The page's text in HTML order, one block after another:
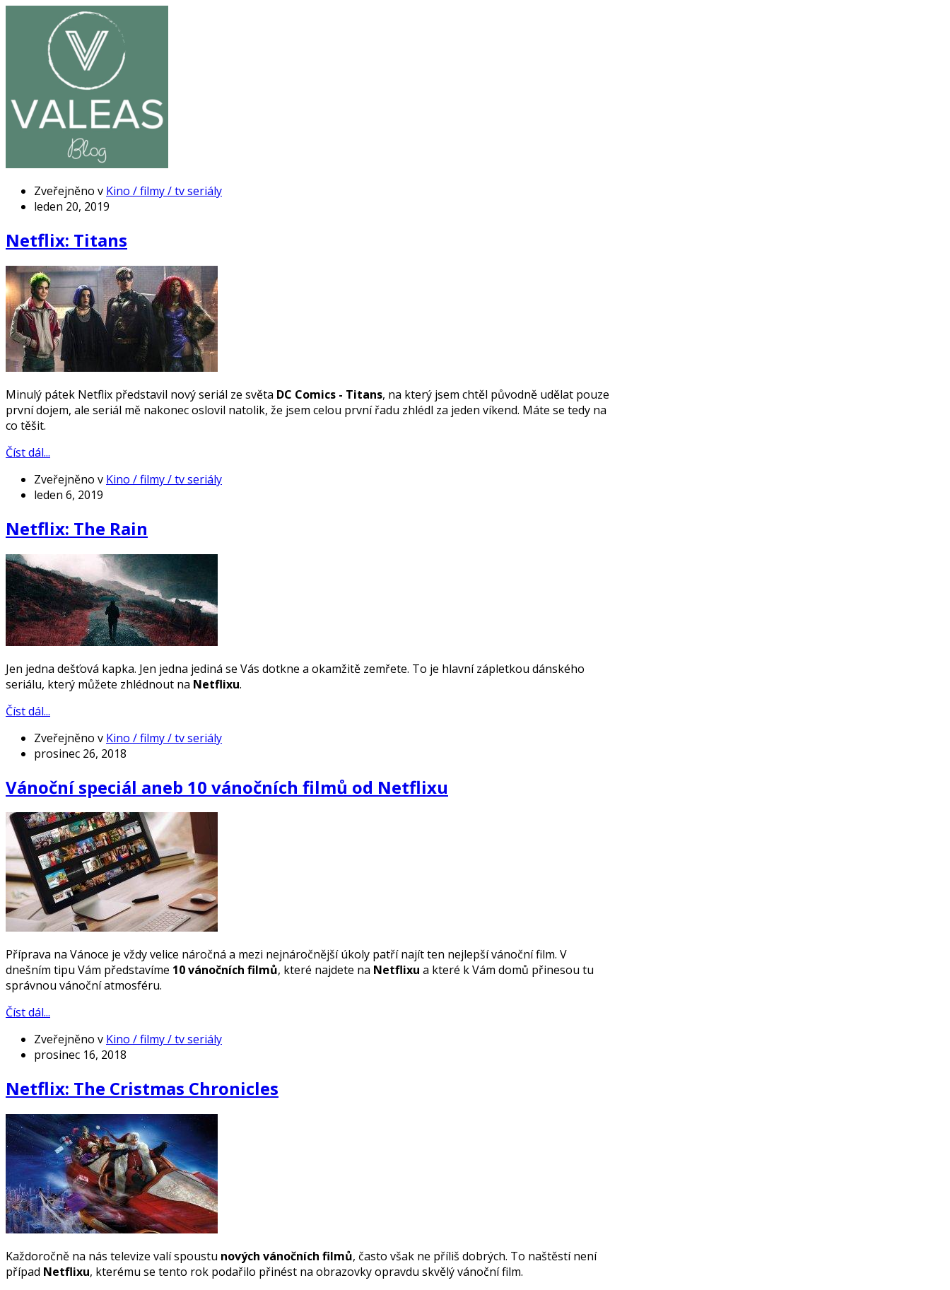
Zveřejněno v Kino / filmy / tv seriály
leden 20, 2019
Netflix: Titans
Minulý pátek Netflix představil nový seriál ze světa DC Comics - Titans, na který jsem chtěl původně udělat pouze
první dojem, ale seriál mě nakonec oslovil natolik, že jsem celou první řadu zhlédl za jeden víkend. Máte se tedy na
co těšit.
Číst dál...
Zveřejněno v Kino / filmy / tv seriály
leden 6, 2019
Netflix: The Rain
Jen jedna dešťová kapka. Jen jedna jediná se Vás dotkne a okamžitě zemřete. To je hlavní zápletkou dánského
seriálu, který můžete zhlédnout na Netflixu.
Číst dál...
Zveřejněno v Kino / filmy / tv seriály
prosinec 26, 2018
Vánoční speciál aneb 10 vánočních filmů od Netflixu
Příprava na Vánoce je vždy velice náročná a mezi nejnáročnější úkoly patří najít ten nejlepší vánoční film. V
dnešním tipu Vám představíme 10 vánočních filmů, které najdete na Netflixu a které k Vám domů přinesou tu
správnou vánoční atmosféru.
Číst dál...
Zveřejněno v Kino / filmy / tv seriály
prosinec 16, 2018
Netflix: The Cristmas Chronicles
Každoročně na nás televize valí spoustu nových vánočních filmů, často však ne příliš dobrých. To naštěstí není
případ Netflixu, kterému se tento rok podařilo přinést na obrazovky opravdu skvělý vánoční film.